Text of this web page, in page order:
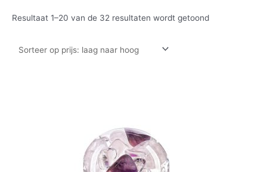
Resultaat 1–20 van de 32 resultaten wordt getoond